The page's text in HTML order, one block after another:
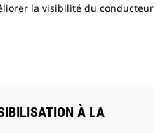
la visibilité du conducteur
À LA